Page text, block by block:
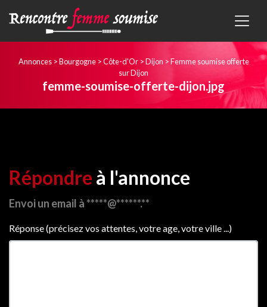
Annonces>Bourgogne>Côte-d'Or>Dijon >Femme soumise offerte
sur Dijon
femme-soumise-offerte-dijon.jpg
Répondre à l'annonce
Envoi un email à *****@******.**
Réponse (précisez vos attentes, votre age, votre ville ...)